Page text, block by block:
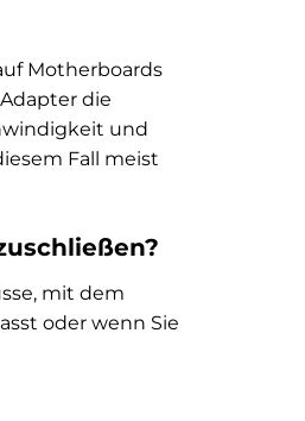
Motherboards
die
und
Fall meist
mit dem
oder wenn Sie